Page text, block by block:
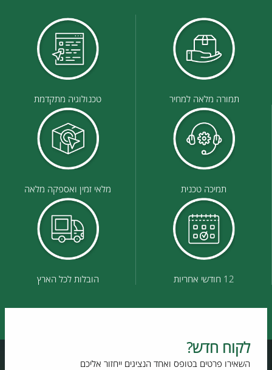
תמורה מלאה למחיר טכנולוגיה מתקדמת
תמיכה טכנית מלאי זמין ואספקה מלאה
12 חודשי אחריות הובלות לכל הארץ
לקוח חדש?
השאירו פרטים בטופס ואחד הנציגים ייחזור אליכם